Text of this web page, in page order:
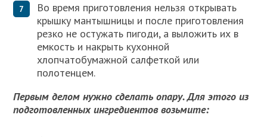
Во время приготовления нельзя открывать
крышку мантышницы и после приготовления
резко не остужать пигоди, а выложить их в
емкость и накрыть кухонной
хлопчатобумажной салфеткой или
полотенцем.
Первым делом нужно сделать опару. Для этого из
подготовленных ингредиентов возьмите: